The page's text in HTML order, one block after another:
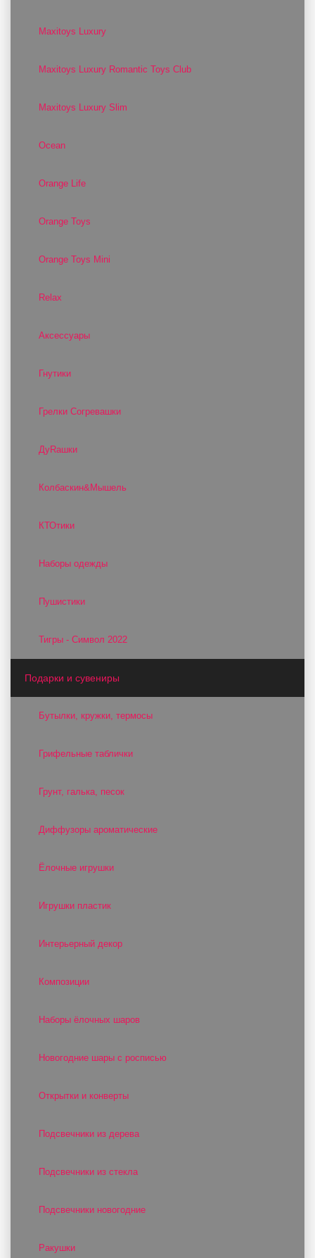
Maxitoys Luxury
Maxitoys Luxury Romantic Toys Club
Maxitoys Luxury Slim
Ocean
Orange Life
Orange Toys
Orange Toys Mini
Relax
Аксессуары
Гнутики
Грелки Согревашки
ДуRашки
Колбаскин&Мышель
КТОтики
Наборы одежды
Пушистики
Тигры - Символ 2022
Подарки и сувениры
Бутылки, кружки, термосы
Грифельные таблички
Грунт, галька, песок
Диффузоры ароматические
Ёлочные игрушки
Игрушки пластик
Интерьерный декор
Композиции
Наборы ёлочных шаров
Новогодние шары с росписью
Открытки и конверты
Подсвечники из дерева
Подсвечники из стекла
Подсвечники новогодние
Ракушки